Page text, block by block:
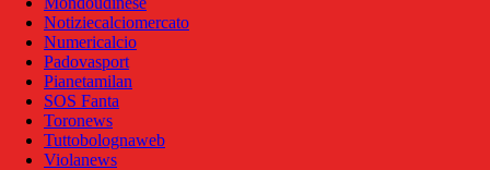
Notiziecalciomercato
Numericalcio
Padovasport
Pianetamilan
SOS Fanta
Toronews
Tuttobolognaweb
Violanews